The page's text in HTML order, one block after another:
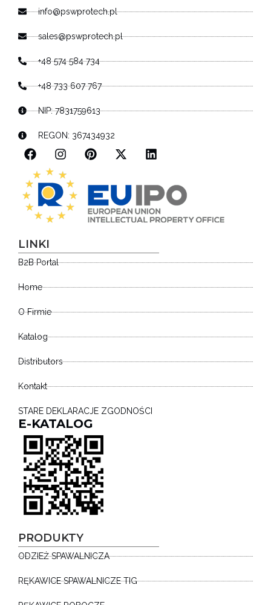
info@pswprotech.pl
sales@pswprotech.pl
+48 574 584 734
+48 733 607 767
NIP: 7831759613
REGON: 367434932
LINKI
B2B Portal
Home
O Firmie
Katalog
Distributors
Kontakt
STARE DEKLARACJE ZGODNOŚCI
E-KATALOG
PRODUKTY
ODZIEŻ SPAWALNICZA
RĘKAWICE SPAWALNICZE TIG